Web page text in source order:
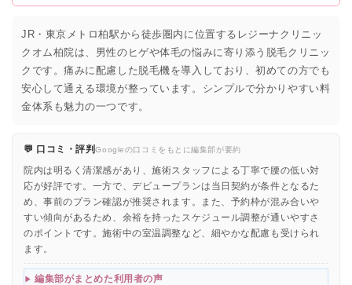
JR・東京メトロ柏駅から徒歩圏内に位置するレジーナクリニッ
クオム柏院は、男性のヒゲや体毛の悩みに寄り添う脱毛クリニッ
クです。痛みに配慮した脱毛機を導入しており、初めての方でも
安心して通える環境が整っています。シンプルで分かりやすい料
金体系も魅力の一つです。
💬 口コミ・評判Googleの口コミをもとに編集部が要約
院内は明るく清潔感があり、施術スタッフによる丁寧で腰の低い対
応が好評です。一方で、デビュープランは当日契約が条件となるた
め、事前のプラン確認が推奨されます。また、予約枠が混み合いや
すい傾向があるため、余裕を持ったスケジュール調整が通いやすさ
のポイントです。施術中の室温調整など、細やかな配慮も受けられ
ます。
編集部がまとめた利用者の声